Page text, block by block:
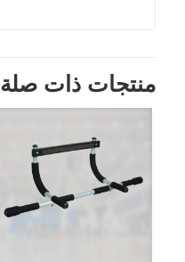
منتجات ذات صلة